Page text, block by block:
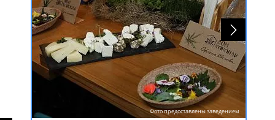
Фото предоставлены заведением